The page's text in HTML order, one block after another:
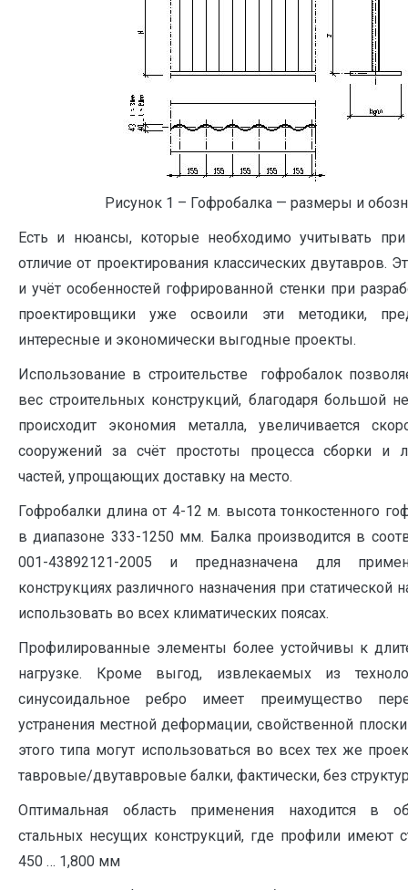
Рисунок 1 – Гофробалка — размеры и
Есть и нюансы, которые необходимо учитывать
отличие от проектирования классических двутавров.
и учёт особенностей гофрированной стенки при
проектировщики уже освоили эти методики,
интересные и экономически выгодные проекты.
Использование в строительстве гофробалок
вес строительных конструкций, благодаря большой
происходит экономия металла, увеличивается
сооружений за счёт простоты процесса сборки и
частей, упрощающих доставку на место.
Гофробалки длина от 4-12 м. высота тонкостенного
в диапазоне 333-1250 мм. Балка производится в
001-43892121-2005 и предназначена для
конструкциях различного назначения при статической
использовать во всех климатических поясах.
Профилированные элементы более устойчивы к
нагрузке. Кроме выгод, извлекаемых из
синусоидальное ребро имеет преимущество
устранения местной деформации, свойственной
этого типа могут использоваться во всех тех же
тавровые/двутавровые балки, фактически, без
Оптимальная область применения находится в
стальных несущих конструкций, где профили имеют
450 … 1,800 мм